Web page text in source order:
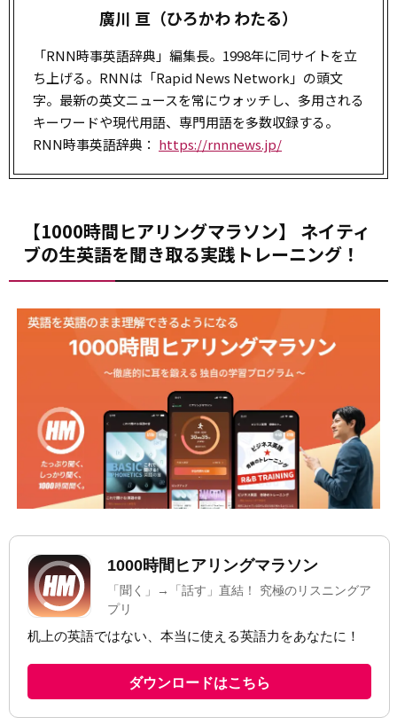
廣川 亘（ひろかわ わたる）
「RNN時事英語辞典」編集長。1998年に同サイトを立
ち上げる。RNNは「Rapid News Network」の頭文
字。最新の英文ニュースを常にウォッチし、多用される
キーワードや現代用語、専門用語を多数収録する。
RNN時事英語辞典： https://rnnnews.jp/
【1000時間ヒアリングマラソン】 ネイティ
ブの生英語を聞き取る実践トレーニング！